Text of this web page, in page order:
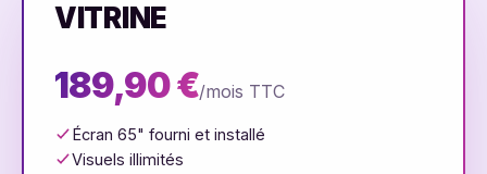
VITRINE
189,90 €/mois TTC
Écran 65" fourni et installé
Visuels illimités